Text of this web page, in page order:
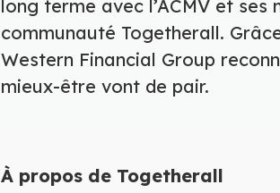
long terme avec l’ACMV et
communauté Togetherall.
Western Financial Group
mieux-être vont de pair.
À propos de Togetherall